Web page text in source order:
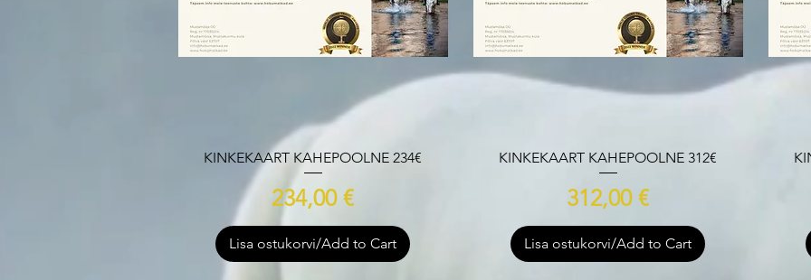
Quick View
KINKEKAART KAHEPOOLNE 234€
Price
234,00 €
Lisa ostukorvi/Add to Cart
Quick View
KINKEKAART KAHEPOOLNE 312€
Price
312,00 €
Lisa ostukorvi/Add to Cart